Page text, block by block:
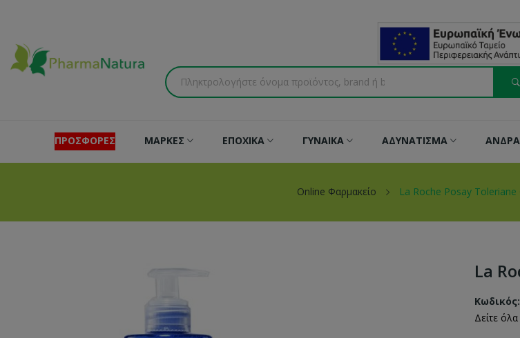
ΠΡΟΣΦΟΡΕΣ ΜΑΡΚΕΣ ΕΠΟΧΙΚΑ ΓΥΝΑΙΚΑ ΑΔΥΝΑΤΙΣΜΑ
Online Φαρμακείο La Roche Posay
La
Κωδικός:
Δείτε